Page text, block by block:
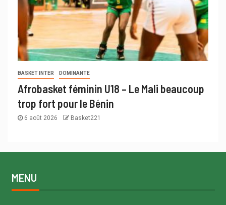
BASKET INTER DOMINANTE
Afrobasket féminin U18 – Le Mali beaucoup
trop fort pour le Bénin
6 août 2026 Basket221
MENU